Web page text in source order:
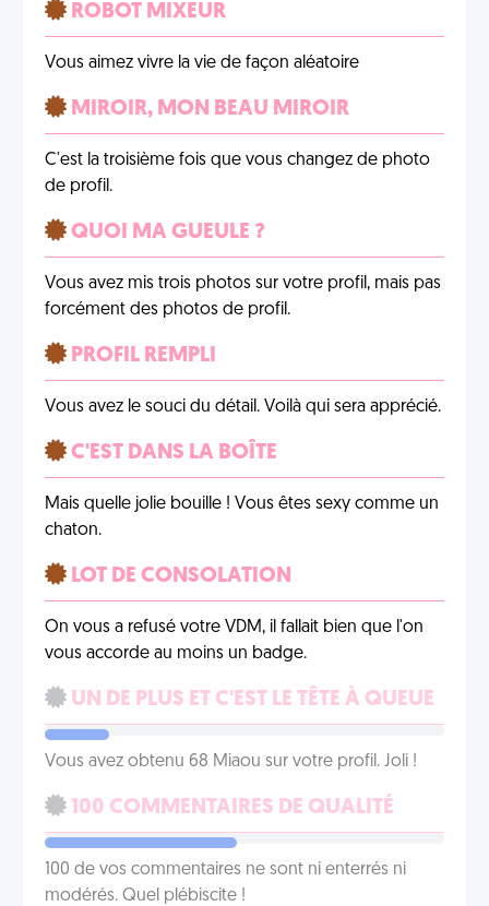
ROBOT MIXEUR
Vous aimez vivre la vie de façon aléatoire
MIROIR, MON BEAU MIROIR
C'est la troisième fois que vous changez de photo
de profil.
QUOI MA GUEULE ?
Vous avez mis trois photos sur votre profil, mais pas
forcément des photos de profil.
PROFIL REMPLI
Vous avez le souci du détail. Voilà qui sera apprécié.
C'EST DANS LA BOÎTE
Mais quelle jolie bouille ! Vous êtes sexy comme un
chaton.
LOT DE CONSOLATION
On vous a refusé votre VDM, il fallait bien que l'on
vous accorde au moins un badge.
UN DE PLUS ET C'EST LE TÊTE À QUEUE
Vous avez obtenu 68 Miaou sur votre profil. Joli !
100 COMMENTAIRES DE QUALITÉ
100 de vos commentaires ne sont ni enterrés ni
modérés. Quel plébiscite !